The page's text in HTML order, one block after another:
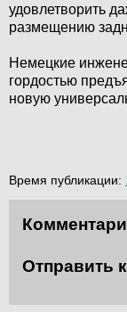
удовлетворить
размещению
Немецкие
гордостью
новую
Время публикации:
Отправить